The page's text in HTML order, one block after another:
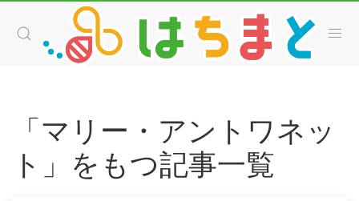
「マリー・アントワネッ
ト」をもつ記事一覧